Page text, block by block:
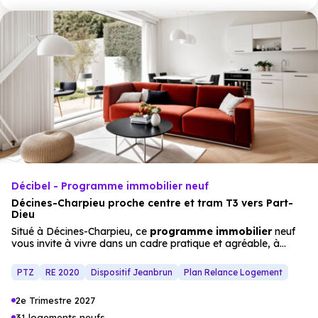
Décibel - Programme immobilier neuf
Décines-Charpieu proche centre et tram T3 vers Part-
Dieu
Situé à Décines-Charpieu, ce programme immobilierneuf
vous invite à vivre dans un cadre pratique et agréable, à
nombreux espaces naturels. Commerces, marché,écoleset
centre commercial Carré de Soie rythment le quotidien, tandis
Lyon Part-Dieu en seulement 18 minutes. Derrière ses lignes
PTZ RE 2020 Dispositif Jeanbrun Plan Relance Logement
2e Trimestre 2027